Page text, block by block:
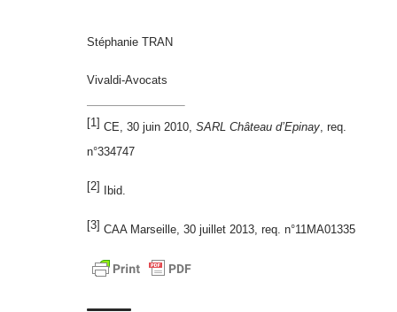
Stéphanie TRAN
Vivaldi-Avocats
[1] CE, 30 juin 2010, SARL Château d’Epinay, req.
n°334747
[2] Ibid.
[3] CAA Marseille, 30 juillet 2013, req. n°11MA01335